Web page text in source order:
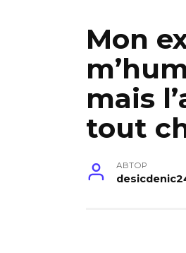
Mon
mais
tout
АВТОР